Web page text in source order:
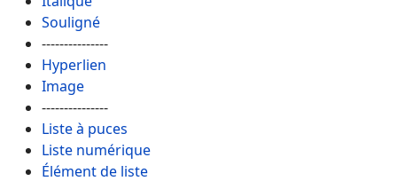
Souligné
---------------
Hyperlien
Image
---------------
Liste à puces
Liste numérique
Élément de liste